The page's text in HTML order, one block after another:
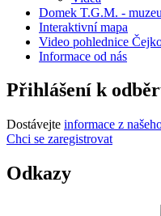
Domek T.G.M. -
Interaktivní mapa
Video pohlednice
Informace od nás
Přihlášení k
Dostávejte informace z
Chci se zaregistrovat
Odkazy